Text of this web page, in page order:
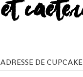
ADRESSE DE CUPCAKE